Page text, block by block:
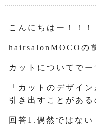
こんにちはー！！！
hairsalonMOCOの
カットについてでー
「カットのデザイ
引き出すことがある
回答1.偶然ではない